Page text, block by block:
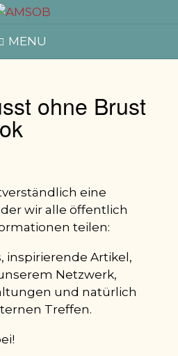
MENU
ohne Brust
eine
der wir alle öffentlich
teilen:
inspirierende Artikel,
Netzwerk,
und natürlich
Treffen.